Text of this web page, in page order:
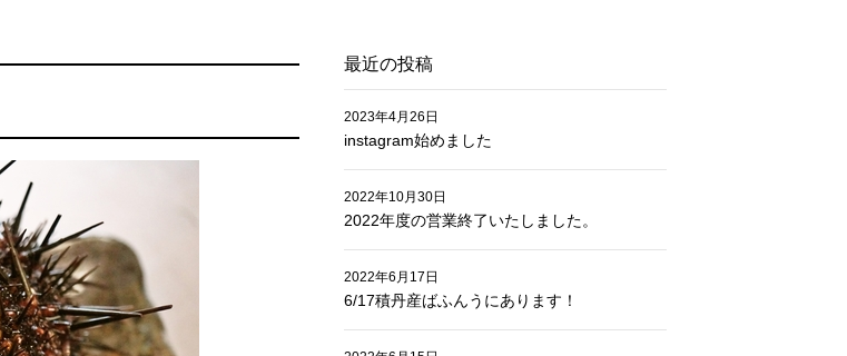
最近の投稿
instagram始めました
2023年4月26日
2022年度の営業終了いたしました。
2022年10月30日
6/17積丹産ばふんうにあります！
2022年6月17日